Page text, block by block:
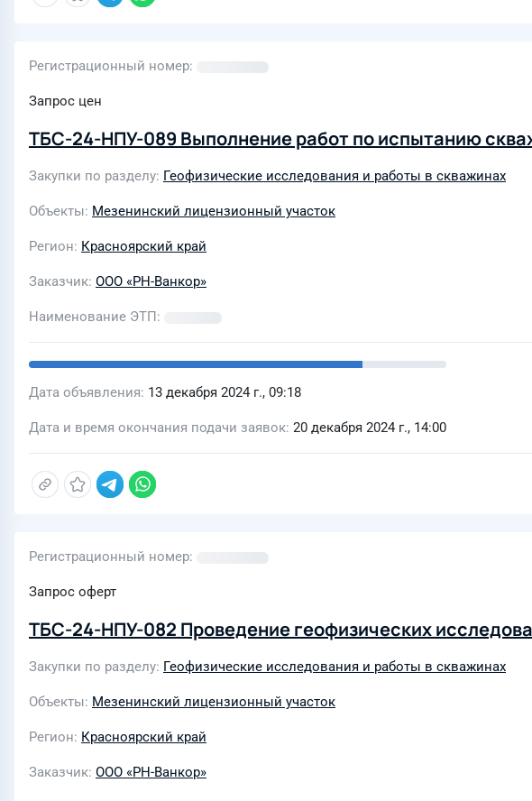
Регистрационный номер
Запрос цен
ТБС-24-НПУ-089 Выполнение работ по испытанию
Закупки по разделу Геофизические исследования и работы в скважинах
Объекты Мезенинский лицензионный участок
Регион Красноярский край
Заказчик ООО «РН-Ванкор»
Наименование ЭТП
Дата объявления 13 декабря 2024 г., 09:18
Дата и время окончания подачи заявок 20 декабря 2024 г., 14:00
Регистрационный номер
Запрос оферт
ТБС-24-НПУ-082 Проведение геофизических
Закупки по разделу Геофизические исследования и работы в скважинах
Объекты Мезенинский лицензионный участок
Регион Красноярский край
Заказчик ООО «РН-Ванкор»